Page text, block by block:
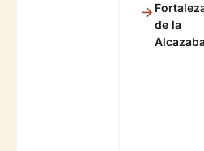
de la